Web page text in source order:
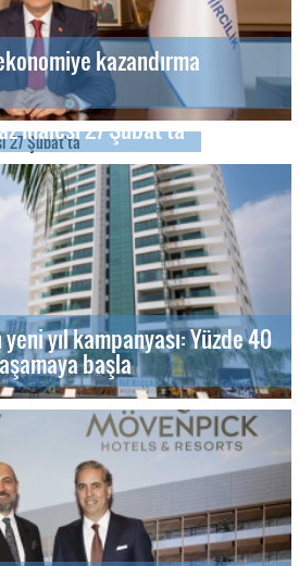
kazandırma
ihalesi 27 Şubat'ta
yeni yıl kampanyası: Yüzde 40
başla